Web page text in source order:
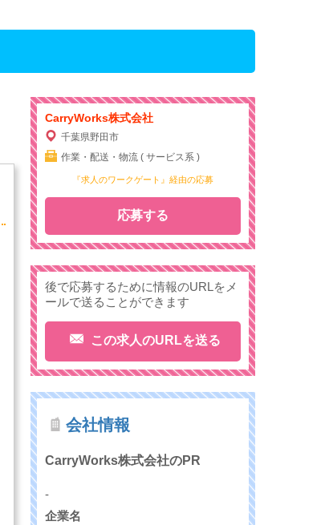
CarryWorks株式会社
千葉県野田市
作業・配送・物流 ( サービス系 )
『求人のワークゲート』経由の応募
応募する
後で応募するために情報のURLをメ
ールで送ることができます
この求人のURLを送る
会社情報
CarryWorks株式会社のPR
-
企業名